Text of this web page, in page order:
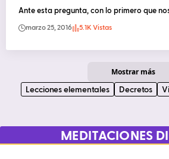
Ante esta pregunta, con lo primero que
marzo 25, 2016 5.1K Vistas
Mostrar más
Lecciones elementales Decretos
MEDITACIONES